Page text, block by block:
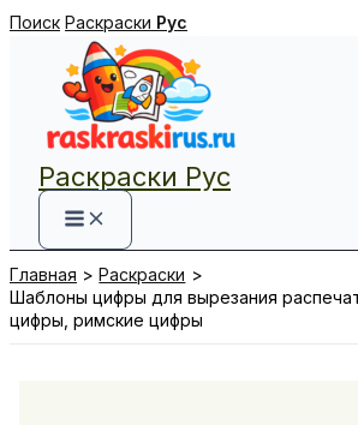
Перейти
содержимому
Поиск Раскраски Рус
Раскраски Рус
Главная
Раскраски
Шаблоны цифры для вырезания
цифры, римские цифры